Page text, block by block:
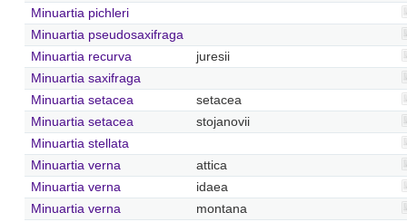
Minuartia pichleri
Minuartia pseudosaxifraga
Minuartia recurva
juresii
Minuartia saxifraga
Minuartia setacea
setacea
Minuartia setacea
stojanovii
Minuartia stellata
Minuartia verna
attica
Minuartia verna
idaea
Minuartia verna
montana